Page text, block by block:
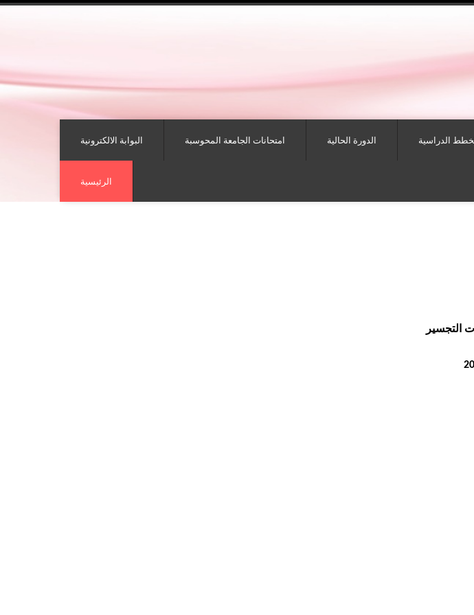
البوابة الالكترونية امتحانات الجامعة المحوسبة الدورة الحالية الدراسية
الرئيسية
التجسير